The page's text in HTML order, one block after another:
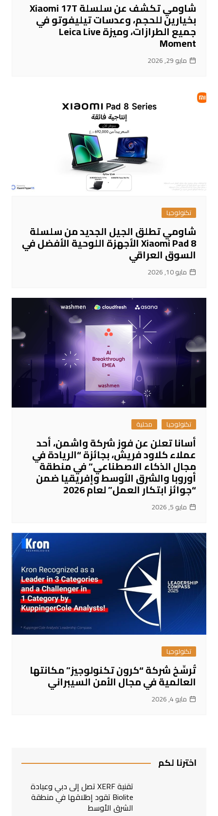
شاومي تكشف عن سلسلة Xiaomi 17T
بخيارين للحجم، وعدسات تيليفوتو في
جميع الطرازات، وميزة Leica Live
Moment
مايو 29, 2026
تكنولوجيا
شاومي تطلق الجيل الجديد من سلسلة
Xiaomi Pad 8 الأجهزة اللوحية الأفضل في
السوق العراقي
مايو 10, 2026
تكنولوجيا محلية
أسانا تعلن عن فوز شركة واشمن، أحد
عملاء كلاود فريش، بجائزة “الريادة في
مجال الذكاء الاصطناعي” في منطقة
أوروبا والشرق الأوسط وإفريقيا ضمن
“جوائز ابتكار العمل” لعام 2026
مايو 5, 2026
تكنولوجيا
تُرسِّخ شركة “كرون تكنولوجيز” مكانتها
العالمية في مجال الأمن السيبراني
مايو 4, 2026
اخترنا لكم
تقنية XERF تصل إلى دبي وعيادة
Biolite تقود إطلاقها في منطقة
الشرق الأوسط